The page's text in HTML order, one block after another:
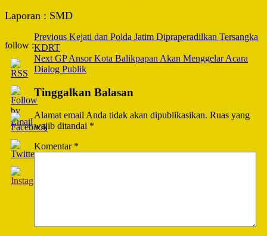
Laporan : SMD
follow :
Post
Navigation
Previous Kejati dan Polda Jatim Dipraperadilkan Tersangka
KDRT
Next GP Ansor Kota Balikpapan Akan Menggelar Acara
Dialog Publik
Tinggalkan Balasan
Alamat email Anda tidak akan dipublikasikan. Ruas yang
wajib ditandai *
Komentar *